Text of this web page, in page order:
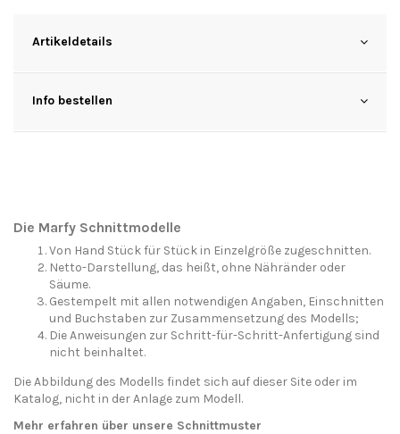
Artikeldetails
Info bestellen
Die Marfy Schnittmodelle
Von Hand Stück für Stück in Einzelgröße zugeschnitten.
Netto-Darstellung, das heißt, ohne Nähränder oder
Säume.
Gestempelt mit allen notwendigen Angaben, Einschnitten
und Buchstaben zur Zusammensetzung des Modells;
Die Anweisungen zur Schritt-für-Schritt-Anfertigung sind
nicht beinhaltet.
Die Abbildung des Modells findet sich auf dieser Site oder im
Katalog, nicht in der Anlage zum Modell.
Mehr erfahren über unsere Schnittmuster